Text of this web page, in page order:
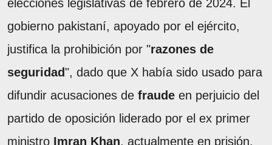
elecciones legislativas de febrero de 2024. El
gobierno pakistaní, apoyado por el ejército,
justifica la prohibición por "razones de
seguridad", dado que X había sido usado para
difundir acusaciones de fraude en perjuicio del
partido de oposición liderado por el ex primer
ministro Imran Khan, actualmente en prisión.